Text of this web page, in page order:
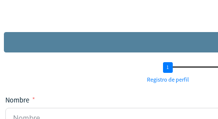
Registro de perfil
Nombre